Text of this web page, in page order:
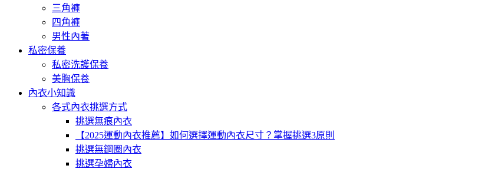
三角褲
四角褲
男性內著
私密保養
私密洗護保養
美胸保養
內衣小知識
各式內衣挑選方式
挑選無痕內衣
【2025運動內衣推薦】如何選擇運動內衣尺寸？掌握挑選3原則
挑選無鋼圈內衣
挑選孕婦內衣